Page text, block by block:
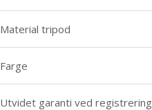
Material tripod
Farge
Utvidet garanti ved registrering